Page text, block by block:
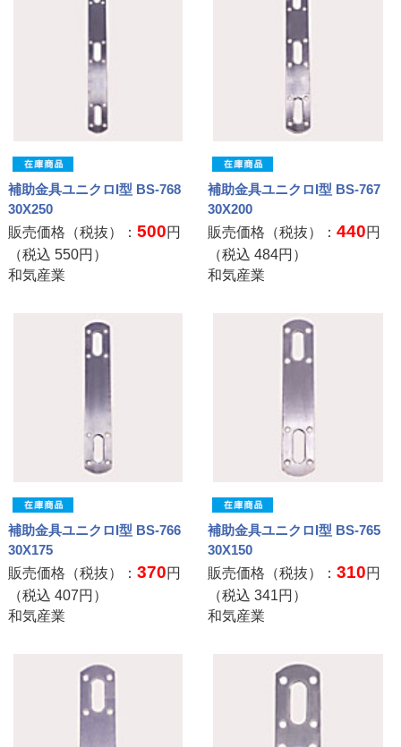
補助金具ユニクロI型 BS-768
30X250
販売価格（税抜）： 500円
（税込 550円）
和気産業
補助金具ユニクロI型 BS-767
30X200
販売価格（税抜）：440円
（税込484円）
和気産業
補助金具ユニクロI型 BS-766
30X175
販売価格（税抜）： 370円
（税込 407円）
和気産業
補助金具ユニクロI型 BS-765
30X150
販売価格（税抜）：310円
（税込341円）
和気産業